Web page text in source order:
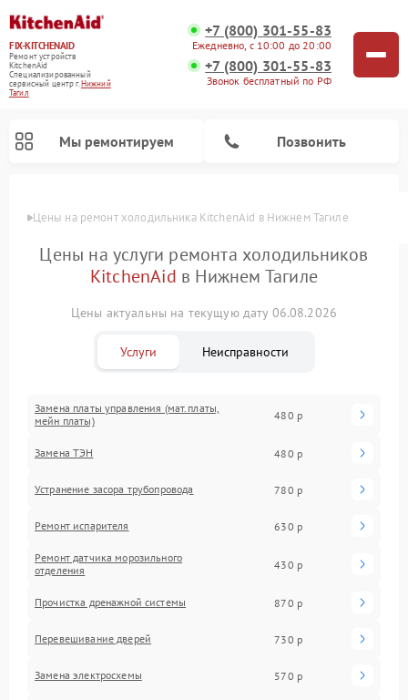
FIX-KITCHENAID
Ремонт устройств
KitchenAid
Специализированный
cервисный центр г.Нижний
Тагил
+7 (800) 301-55-83
Ежедневно, с 10:00 до 20:00
+7 (800) 301-55-83
Звонок бесплатный по РФ
Мы ремонтируем Позвонить
Цены на ремонт холодильника KitchenAid в Нижнем Тагиле
Цены на услуги ремонта холодильников
KitchenAid в Нижнем Тагиле
Цены актуальны на текущую дату 06.08.2026
Услуги Неисправности
Замена платы управления (мат.платы,
мейн платы)
480 р
Замена ТЭН 480 р
Устранение засора трубопровода 780 р
Ремонт испарителя 630 р
Ремонт датчика морозильного
отделения
430 р
Прочистка дренажной системы 870 р
Перевешивание дверей 730 р
Замена электросхемы 570 р